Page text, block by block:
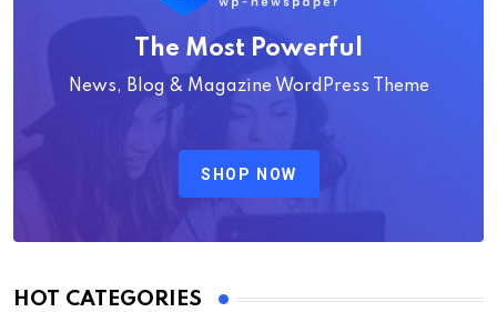
The Most Powerful
News, Blog & Magazine WordPress Theme
SHOP NOW
HOT CATEGORIES